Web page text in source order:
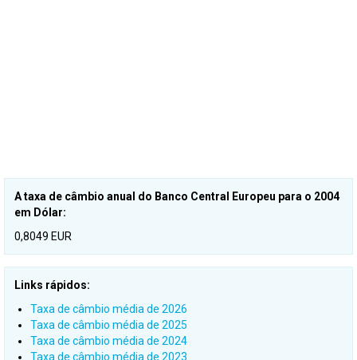
A taxa de câmbio anual do Banco Central Europeu para o 2004
em Dólar:
0,8049 EUR
Links rápidos:
Taxa de câmbio média de 2026
Taxa de câmbio média de 2025
Taxa de câmbio média de 2024
Taxa de câmbio média de 2023